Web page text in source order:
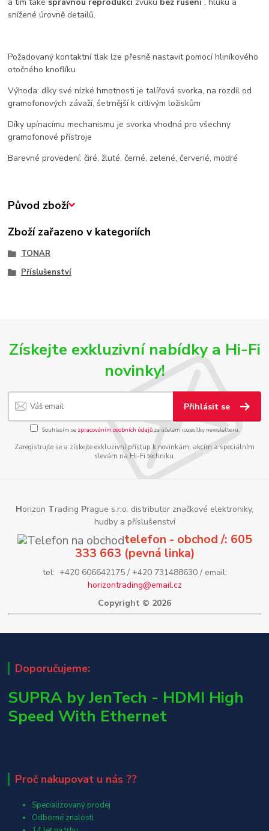
snížené úrovně detailů.
Požadovaný kontaktní tlak lze přesně nastavit pomocí hliníkového
otočného knoflíku
Výhoda: díky své nízké hmotnosti je talířová svorka, na rozdíl od
gramofonových závaží, šetrnější k citlivým ložiskům
Díky upínacímu mechanismu je svorka vhodná pro všechny
gramofonové přístroje
Barevné provedení: čiré, žluté, černé, zelené, červené, modré
Původ zboží
Zboží zařazeno v kategoriích
TONAR
Příslušenství
Získejte exkluzivní nabídky a Hi-Fi
novinky!
Přihlásit se
Souhlasím se zpracováním osobních údajůza účelem rozesílky newsletteru.
Zaregistrujte se a získejte exkluzivní přístup k novinkám, akcím a speciálním
slevám na Hi-Fi techniku.
Horizon Trading Prague s.r.o. distributor značkové elektroniky,
hudby a příslušenství
telefon - obchod /: 605
333 663 (pevná linka)
tel: +420 606642175 / +420 731488630 / email:
horizontrading@email.cz
Copyright © 2026
Doporučujeme:
SUPRA by JenTech - HDMI High
Speed With Ethernet
Proč nakupovat u nás ??
Specializovaný prodej
Odborné znalosti